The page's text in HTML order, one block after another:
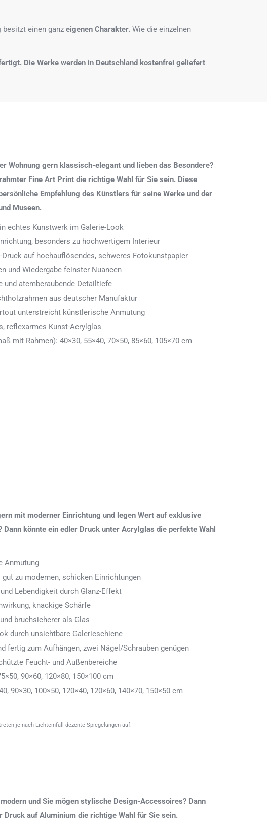
besitzt einen ganz eigenen Charakter. Wie die einzelnen
Die Werke werden in Deutschland kostenfrei geliefert
Wohnung gern klassisch-elegant und lieben das Besondere?
Fine Art Print die richtige Wahl für Sie sein. Diese
Empfehlung des Künstlers für seine Werke und der
Museen.
echtes Kunstwerk im Galerie-Look
besonders zu hochwertigem Interieur
auf hochauflösendes, schweres Fotokunstpapier
und Wiedergabe feinster Nuancen
und atemberaubende Detailtiefe
aus deutscher Manufaktur
unterstreicht künstlerische Anmutung
reflexarmes Kunst-Acrylglas
mit Rahmen): 40×30, 55×40, 70×50, 85×60, 105×70 cm
mit moderner Einrichtung und legen Wert auf exklusive
Dann könnte ein edler Druck unter Acrylglas die perfekte Wahl
Anmutung
zu modernen, schicken Einrichtungen
Lebendigkeit durch Glanz-Effekt
knackige Schärfe
bruchsicherer als Glas
durch unsichtbare Galerieschiene
fertig zum Aufhängen, zwei Nägel/Schrauben genügen
Feucht- und Außenbereiche
90×60, 120×80, 150×100 cm
90×30, 100×50, 120×40, 120×60, 140×70, 150×50 cm
je nach Lichteinfall dezente Spiegelungen auf.
und Sie mögen stylische Design-Accessoires? Dann
Druck auf Aluminium die richtige Wahl für Sie sein.